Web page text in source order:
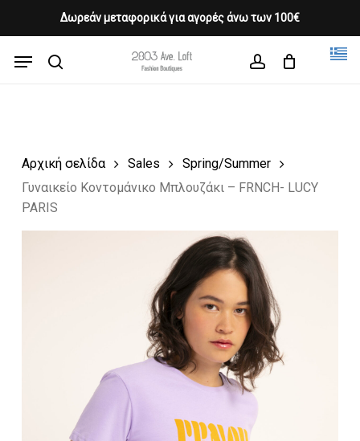
Δωρεάν μεταφορικά για αγορές άνω των 100€
content
Menu
Cart CLOSE
CART
Αρχική σελίδα Sales
Spring/Summer
Γυναικείο Κοντομάνικο Μπλουζάκι – FRNCH- LUCY
PARIS
Close